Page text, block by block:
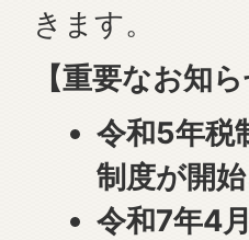
きます。
【重要なお知ら
令和5年税
制度が開
令和7年4